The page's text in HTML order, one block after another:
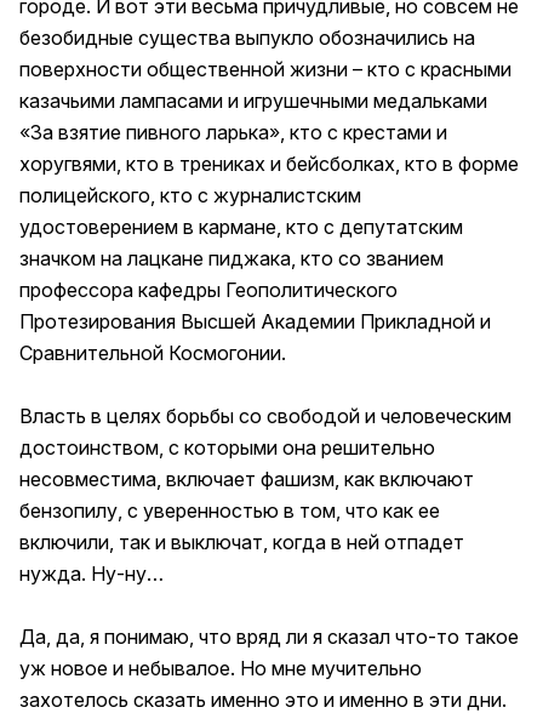
городе. И вот эти весьма причудливые, но совсем не
безобидные существа выпукло обозначились на
поверхности общественной жизни – кто с красными
казачьими лампасами и игрушечными медальками
«За взятие пивного ларька», кто с крестами и
хоругвями, кто в трениках и бейсболках, кто в форме
полицейского, кто с журналистским
удостоверением в кармане, кто с депутатским
значком на лацкане пиджака, кто со званием
профессора кафедры Геополитического
Протезирования Высшей Академии Прикладной и
Сравнительной Космогонии.
Власть в целях борьбы со свободой и человеческим
достоинством, с которыми она решительно
несовместима, включает фашизм, как включают
бензопилу, c уверенностью в том, что как ее
включили, так и выключат, когда в ней отпадет
нужда. Ну-ну…
Да, да, я понимаю, что вряд ли я сказал что-то такое
уж новое и небывалое. Но мне мучительно
захотелось сказать именно это и именно в эти дни.